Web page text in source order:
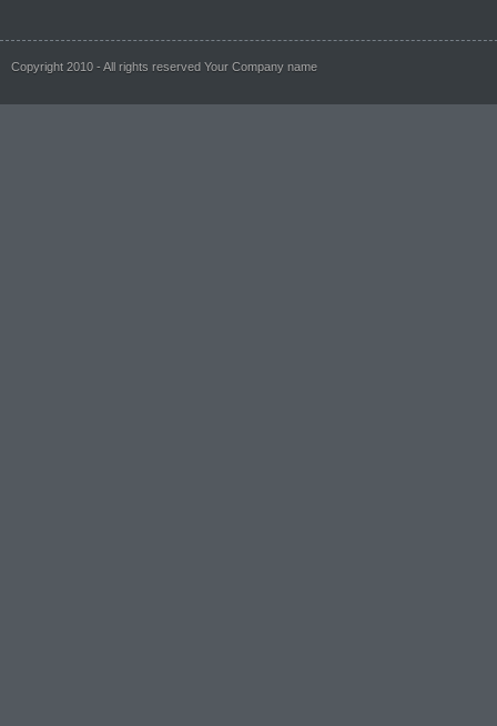
Copyright 2010 - All rights reserved Your Company name